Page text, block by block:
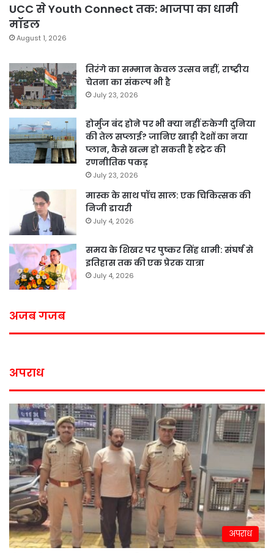
UCC से Youth Connect तक: भाजपा का धामी
मॉडल
August 1, 2026
तिरंगे का सम्मान केवल उत्सव नहीं, राष्ट्रीय
चेतना का संकल्प भी है
July 23, 2026
होर्मुज बंद होने पर भी क्या नहीं रुकेगी दुनिया
की तेल सप्लाई? जानिए खाड़ी देशों का नया
प्लान, कैसे खत्म हो सकती है स्ट्रेट की
रणनीतिक पकड़
July 23, 2026
मास्क के साथ पॉच साल: एक चिकित्सक की
निजी डायरी
July 4, 2026
समय के शिखर पर पुष्कर सिंह धामी: संघर्ष से
इतिहास तक की एक प्रेरक यात्रा
July 4, 2026
अजब गजब
अपराध
अपराध